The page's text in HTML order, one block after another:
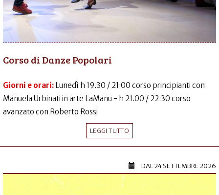
Corso di Danze Popolari
Giorni e orari: Lunedì h 19.30 / 21:00 corso principianti con
Manuela Urbinati in arte LaManu - h 21.00 / 22:30 corso
avanzato con Roberto Rossi
LEGGI TUTTO
DAL24 SETTEMBRE 2026